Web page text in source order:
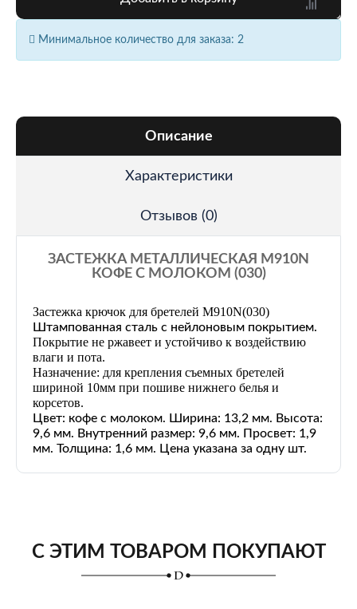
Минимальное количество для заказа: 2
Описание
Характеристики
Отзывов (0)
ЗАСТЕЖКА МЕТАЛЛИЧЕСКАЯ M910N
КОФЕ С МОЛОКОМ (030)
Застежка крючок для бретелей M910N(030)
Штампованная сталь с нейлоновым покрытием.
Покрытие не ржавеет и устойчиво к воздействию
влаги и пота.
Назначение: для крепления съемных бретелей
шириной 10мм при пошиве нижнего белья и
корсетов.
Цвет: кофе с молоком. Ширина: 13,2 мм. Высота:
9,6 мм. Внутренний размер: 9,6 мм. Просвет: 1,9
мм. Толщина: 1,6 мм. Цена указана за одну шт.
С ЭТИМ ТОВАРОМ ПОКУПАЮТ